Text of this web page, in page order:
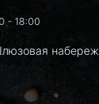
- 18:00